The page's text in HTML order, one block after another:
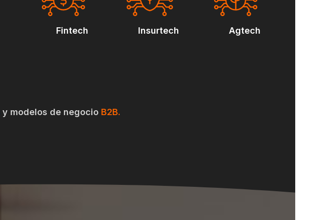
Fintech Insurtech Agtech
y modelos de negocio B2B.